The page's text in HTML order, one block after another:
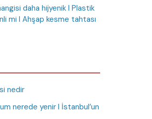
daha hijyenik I Plastik
mi I Ahşap kesme tahtası
nedir
nerede yenir I İstanbul’un